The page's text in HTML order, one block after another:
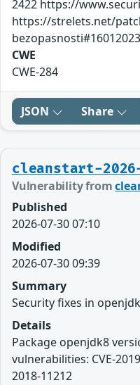
2422 https://
https://strelets.net/
bezopasnosti#16012023
CWE
CWE-284
JSON Share
cleanstart-
Vulnerability from
Published
2026-07-30 07:10
Modified
2026-07-30 09:39
Summary
Security fixes in
Details
Package openjdk8
vulnerabilities: CVE-
2018-11212